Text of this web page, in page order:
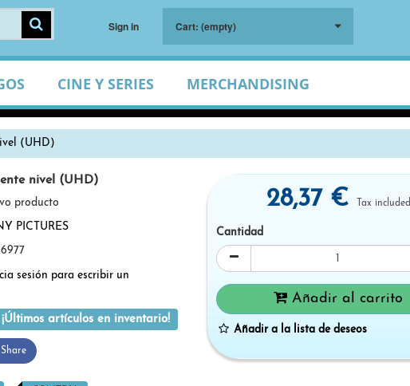
Sign in Cart: (empty)
CINE Y SERIES MERCHANDISING
(UHD)
nivel (UHD)
producto
PICTURES
sesión para escribir un
artículos en inventario!
Share
28,37 € Tax included
Cantidad
Añadir al carrito
Añadir a la lista de deseos